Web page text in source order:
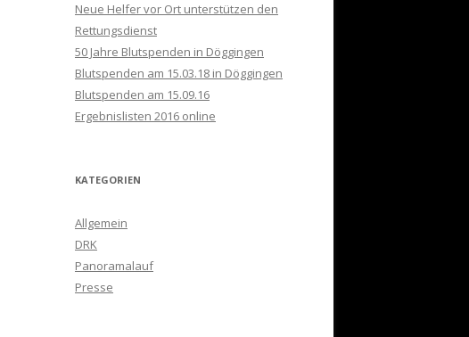
Neue Helfer vor Ort unterstützen den
Rettungsdienst
50 Jahre Blutspenden in Döggingen
Blutspenden am 15.03.18 in Döggingen
Blutspenden am 15.09.16
Ergebnislisten 2016 online
KATEGORIEN
Allgemein
DRK
Panoramalauf
Presse